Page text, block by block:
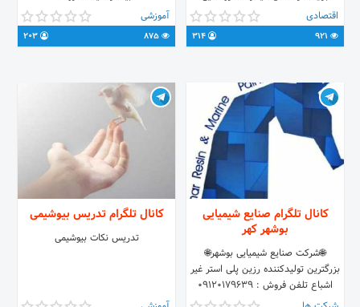
معابر، آسفالت خیابان‌ها، واحد ایمنی و
آتش‌نشانی، انتظامات، فضای سبز،جایگاه
سوخت CNG، مرکز اورژانس در یک
فلزی، سلولزی
اقتصادی
https://t.me/joinchat/EUc-
xj7FYUtArzE49N-WXg ارتباط با
ادمین: @souri_javad لینک کانال:
آموزشی
کانال تلگرام صنایع شیمیایی
بوشهر کهر
🌐شرکت صنایع شیمیایی بوشهر🌐
بزرگترین تولیدکننده رزین پلی استر غیر
اشباع تلفن فروش : 09120179639
بیات
کانال تلگرام تدریس بیوشیمی
تدریس نکات بیوشیمی